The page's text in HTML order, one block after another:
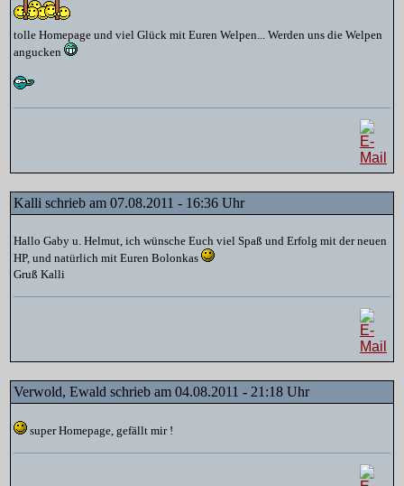
tolle Homepage und viel Glück mit Euren Welpen... Werden uns die Welpen
angucken
Kalli schrieb am 07.08.2011 - 16:36 Uhr
Hallo Gaby u. Helmut, ich wünsche Euch viel Spaß und Erfolg mit der neuen
HP, und natürlich mit Euren Bolonkas
Gruß Kalli
Verwold, Ewald schrieb am 04.08.2011 - 21:18 Uhr
super Homepage, gefällt mir !